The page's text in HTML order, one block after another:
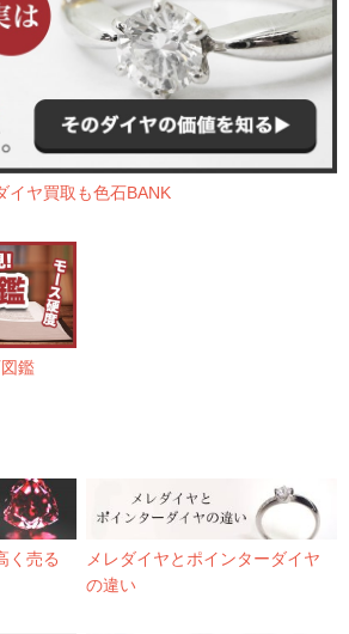
イヤ買取も色石BANK
鑑
く売る
メレダイヤとポインターダイヤ
の違い